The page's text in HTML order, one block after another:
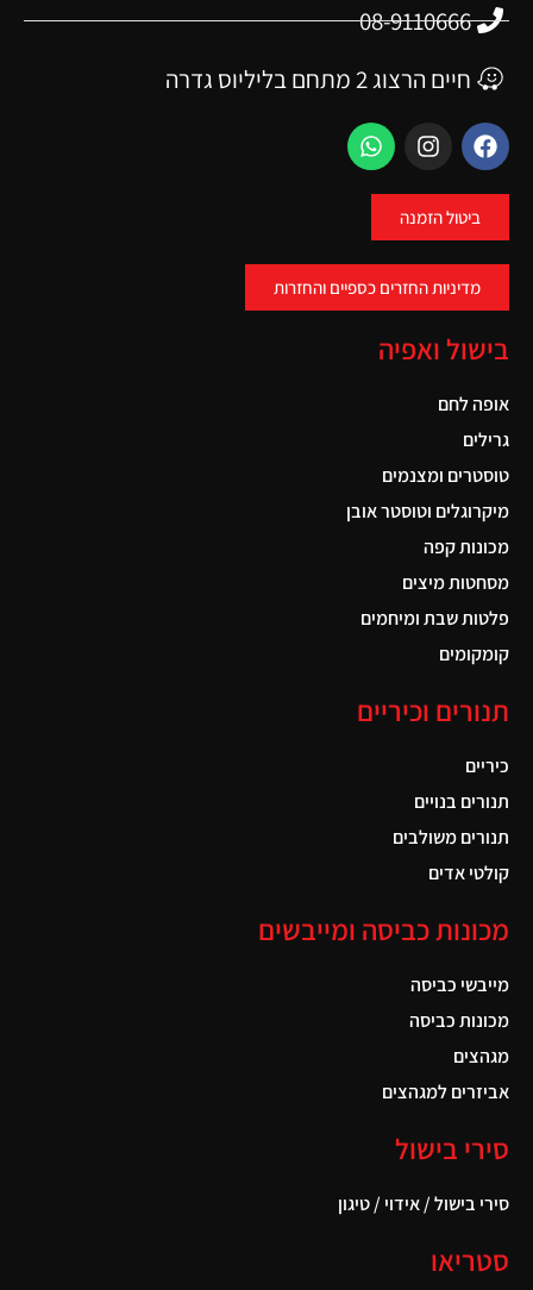
08-9110666
חיים הרצוג 2 מתחם בליליוס גדרה
ביטול הזמנה
מדיניות החזרים כספיים והחזרות
בישול ואפיה
אופה לחם
גרילים
טוסטרים ומצנמים
מיקרוגלים וטוסטר אובן
מכונות קפה
מסחטות מיצים
פלטות שבת ומיחמים
קומקומים
תנורים וכיריים
כיריים
תנורים בנויים
תנורים משולבים
קולטי אדים
מכונות כביסה ומייבשים
מייבשי כביסה
מכונות כביסה
מגהצים
אביזרים למגהצים
סירי בישול
סירי בישול / אידוי / טיגון
סטריאו